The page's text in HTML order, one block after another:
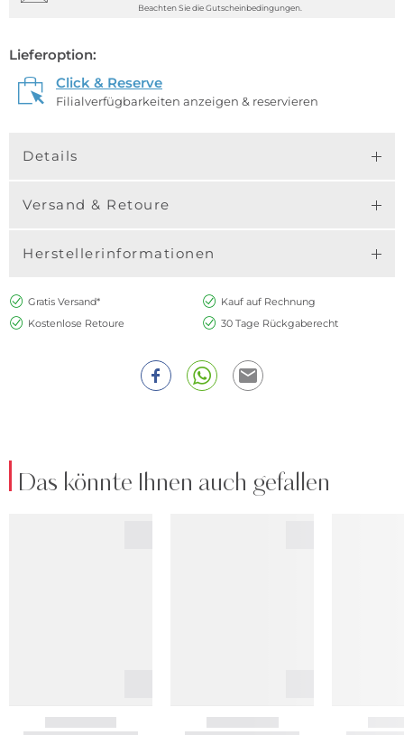
Beachten Sie die Gutscheinbedingungen.
Lieferoption:
Click & Reserve
Filialverfügbarkeiten anzeigen & reservieren
Details
Versand & Retoure
Herstellerinformationen
Gratis Versand*
Kauf auf Rechnung
Kostenlose Retoure
30 Tage Rückgaberecht
Das könnte Ihnen auch gefallen